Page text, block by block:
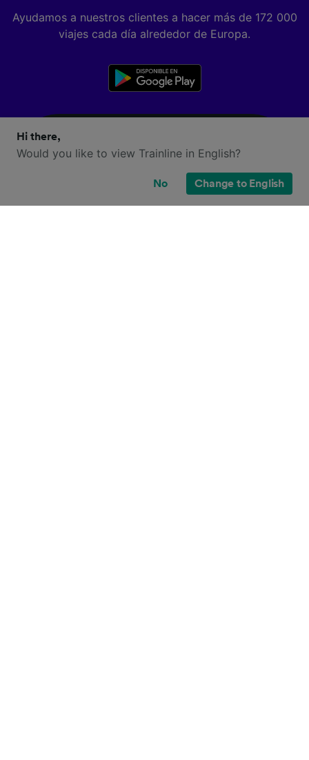
Ayudamos a nuestros clientes a hacer más de 172 000
viajes cada día alrededor de Europa.
Hi there,
Would you like to view Trainline in English?
No Change to English